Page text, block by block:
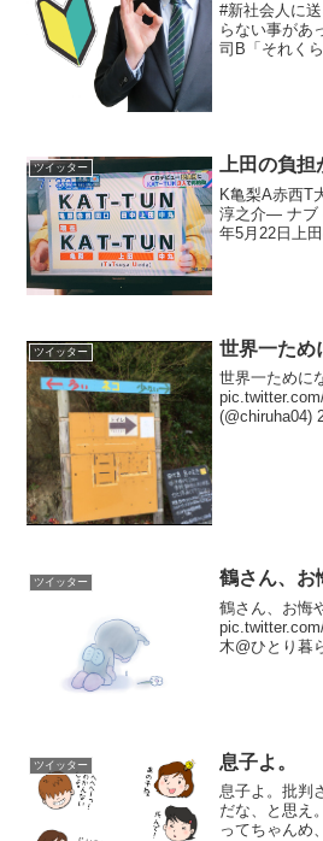
#新社会人に
らない事があ
司B「それく
ツイッター 上田の負
K亀梨A赤西T
淳之介— ナブ
年5月22日上
ツイッター 世界一ため
世界一ために
(@chiruha04)
ツイッター 鶴さん、お
鶴さん、お悔
木@ひとり暮
ツイッター 息子よ。
息子よ。批判
だな、と思え
ってちゃんめ